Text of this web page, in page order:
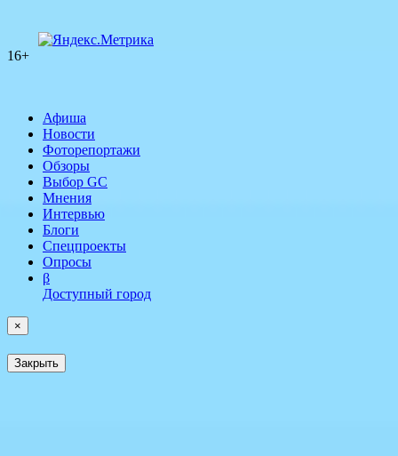
16+
Афиша
Новости
Фоторепортажи
Обзоры
Выбор GC
Мнения
Интервью
Блоги
Спецпроекты
Опросы
β
Доступный город
×
Закрыть